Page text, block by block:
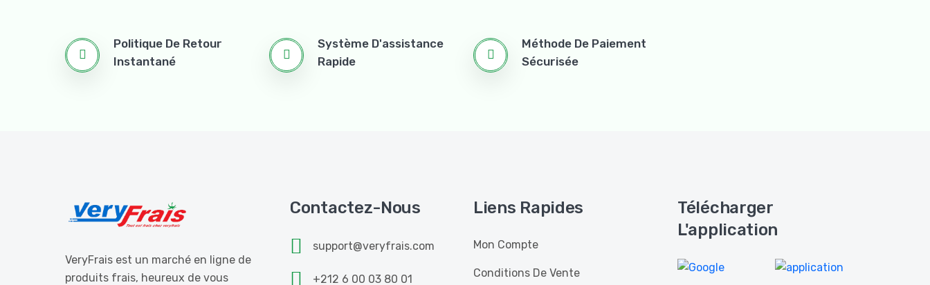
Politique De Retour
Instantané
Système D'assistance
Rapide
Méthode De Paiement
Sécurisée
VeryFrais est un marché en ligne de
produits frais, heureux de vous
Contactez-Nous
support@veryfrais.com
+212 6 00 03 80 01
Liens Rapides
Mon Compte
Conditions De Vente
Télécharger
L'application